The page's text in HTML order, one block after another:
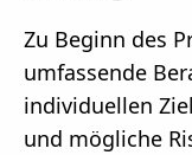
Zu Beginn des
umfassende
individuellen
und mögliche